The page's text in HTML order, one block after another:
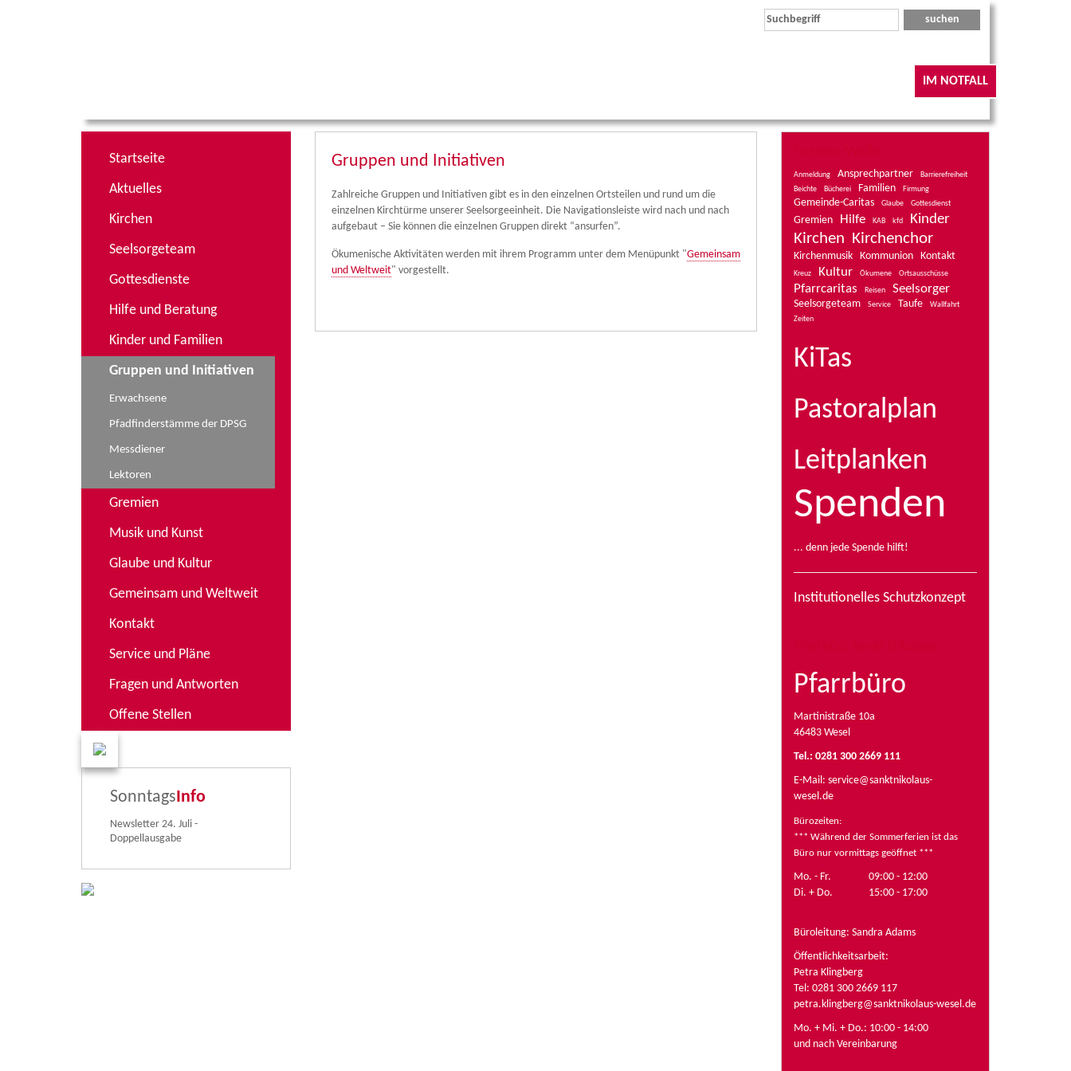
IM NOTFALL
Startseite
Aktuelles
Kirchen
Seelsorgeteam
Gottesdienste
Hilfe und Beratung
Kinder und Familien
Gruppen und Initiativen
Erwachsene
Pfadfinderstämme der DPSG
Messdiener
Lektoren
Gremien
Musik und Kunst
Glaube und Kultur
Gemeinsam und Weltweit
Kontakt
Service und Pläne
Fragen und Antworten
Offene Stellen
SonntagsInfo
Newsletter 24. Juli -
Doppellausgabe
Gruppen und Initiativen
Zahlreiche Gruppen und Initiativen gibt es in den einzelnen Ortsteilen und rund um die
einzelnen Kirchtürme unserer Seelsorgeeinheit. Die Navigationsleiste wird nach und nach
aufgebaut – Sie können die einzelnen Gruppen direkt “ansurfen”.
Ökumenische Aktivitäten werden mit ihrem Programm unter dem Menüpunkt "Gemeinsam
und Weltweit" vorgestellt.
Anmeldung Ansprechpartner
Barrierefreiheit
Beichte
Bücherei Familien Firmung
Gemeinde-Caritas Glaube Gottesdienst
Gremien Hilfe KAB kfd Kinder
Kirchen Kirchenchor
Kirchenmusik Kommunion Kontakt
Kreuz Kultur Ökumene Ortsausschüsse
Pfarrcaritas Reisen Seelsorger
Seelsorgeteam Service Taufe
Wallfahrt
Zeiten
KiTas
Pastoralplan
Leitplanken
Spenden
... denn jede Spende hilft!
Institutionelles Schutzkonzept
Pfarrbüro
Martinistraße 10a
46483 Wesel
Tel.: 0281 300 2669 111
E-Mail: service@sanktnikolaus-
wesel.de
Bürozeiten:
*** Während der Sommerferien ist das
Büro nur vormittags geöffnet ***
Mo. - Fr.
09:00 - 12:00
Di. + Do.
15:00 - 17:00
Büroleitung: Sandra Adams
Öffentlichkeitsarbeit:
Petra Klingberg
Tel: 0281 300 2669 117
petra.klingberg@sanktnikolaus-wesel.de
Mo. + Mi. + Do.: 10:00 - 14:00
und nach Vereinbarung